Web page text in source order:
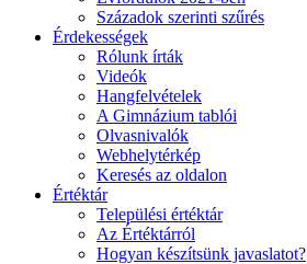
Századok szerinti szűrés
Érdekességek
Rólunk írták
Videók
Hangfelvételek
A Gimnázium tablói
Olvasnivalók
Webhelytérkép
Keresés az oldalon
Értéktár
Települési értéktár
Az Értéktárról
Hogyan készítsünk javaslatot?